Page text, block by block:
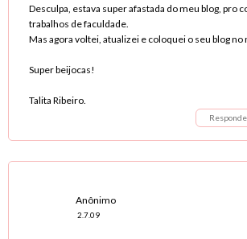
Desculpa, estava super afastada do meu blog, pro
trabalhos de faculdade.
Mas agora voltei, atualizei e coloquei o seu blog no
Super beijocas!
Talita Ribeiro.
Anônimo
2.7.09